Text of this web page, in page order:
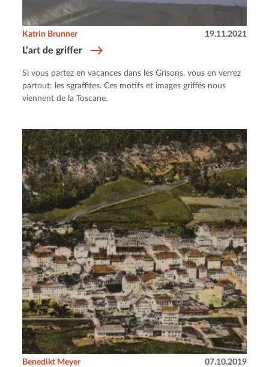
L’art de griffer
Katrin Brunner 19.11.2021
Si vous partez en vacances dans les Grisons, vous en verrez
partout: les sgraffites. Ces motifs et images griffés nous
viennent de la Toscane.
Benedikt Meyer 07.10.2019